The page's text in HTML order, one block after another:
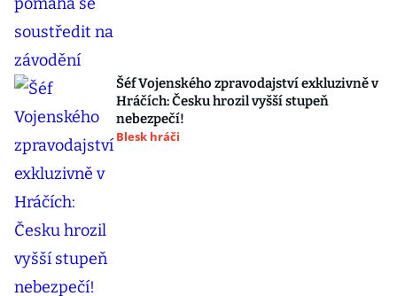
Šéf Vojenského zpravodajství exkluzivně v
Hráčích: Česku hrozil vyšší stupeň
nebezpečí!
Blesk hráči